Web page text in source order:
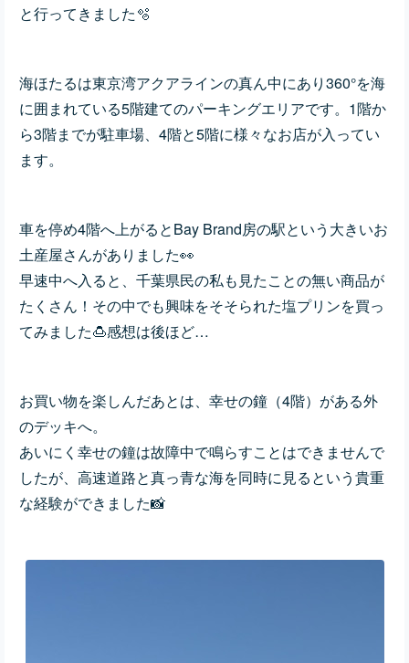
と行ってきました🫧‪
海ほたるは東京湾アクアラインの真ん中にあり360°を海
に囲まれている5階建てのパーキングエリアです。1階か
ら3階までが駐車場、4階と5階に様々なお店が入ってい
ます。
車を停め4階へ上がるとBay Brand房の駅という大きいお
土産屋さんがありました👀
早速中へ入ると、千葉県民の私も見たことの無い商品が
たくさん！その中でも興味をそそられた塩プリンを買っ
てみました🍮感想は後ほど…
お買い物を楽しんだあとは、幸せの鐘（4階）がある外
のデッキへ。
あいにく幸せの鐘は故障中で鳴らすことはできませんで
したが、高速道路と真っ青な海を同時に見るという貴重
な経験ができました📸